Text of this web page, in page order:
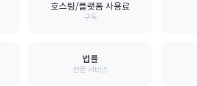
호스팅/플랫폼 사용료
구독
법률
전문 서비스